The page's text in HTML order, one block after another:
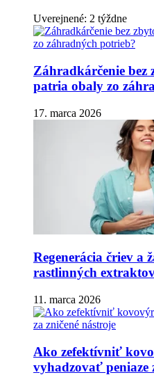
Uverejnené: 2 týždne
Záhradkárčenie bez
patria obaly zo
17. marca 2026
Regenerácia čriev a
rastlinných
11. marca 2026
Ako zefektívniť
vyhadzovať peniaze